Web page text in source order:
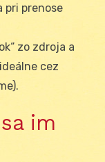
pri prenose
zo zdroja a
cez
im